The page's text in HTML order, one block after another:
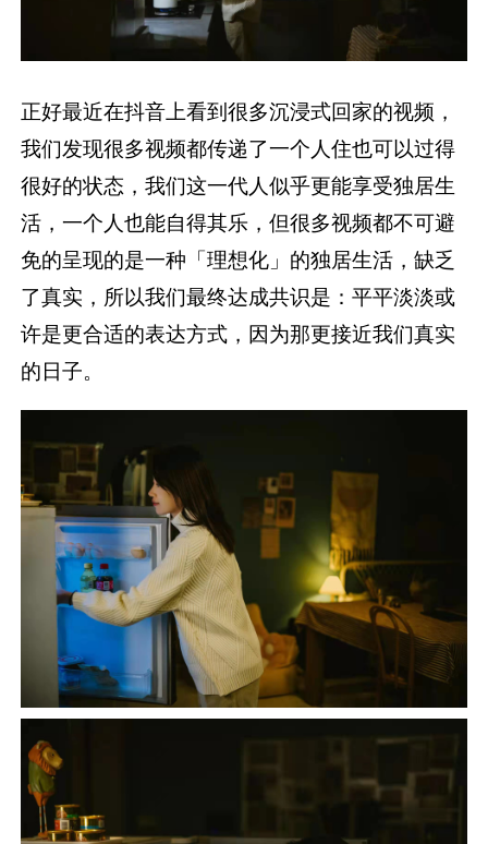
正好最近在抖音上看到很多沉浸式回家的视频，
我们发现很多视频都传递了一个人住也可以过得
很好的状态，我们这一代人似乎更能享受独居生
活，一个人也能自得其乐，但很多视频都不可避
免的呈现的是一种「理想化」的独居生活，缺乏
了真实，所以我们最终达成共识是：平平淡淡或
许是更合适的表达方式，因为那更接近我们真实
的日子。